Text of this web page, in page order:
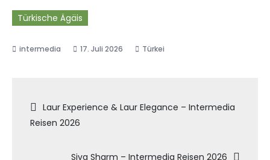
Türkische Ägäis
17. Juli 2026 Türkei
Beitragsnavigation
Laur Experience & Laur Elegance – Intermedia
Reisen 2026
Siva Sharm – Intermedia Reisen 2026